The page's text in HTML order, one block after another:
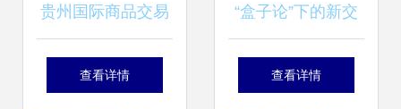
贵州国际商品交易
中心开业 大数据驱
查看详情
“盒子论”下的新交
易枢纽 V-Shaped
查看详情